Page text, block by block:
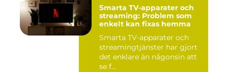
Smarta TV-apparater och
streaming: Problem som
enkelt kan fixas hemma
Smarta TV-apparater och
streamingtjänster har gjort
det enklare än någonsin att
se f...